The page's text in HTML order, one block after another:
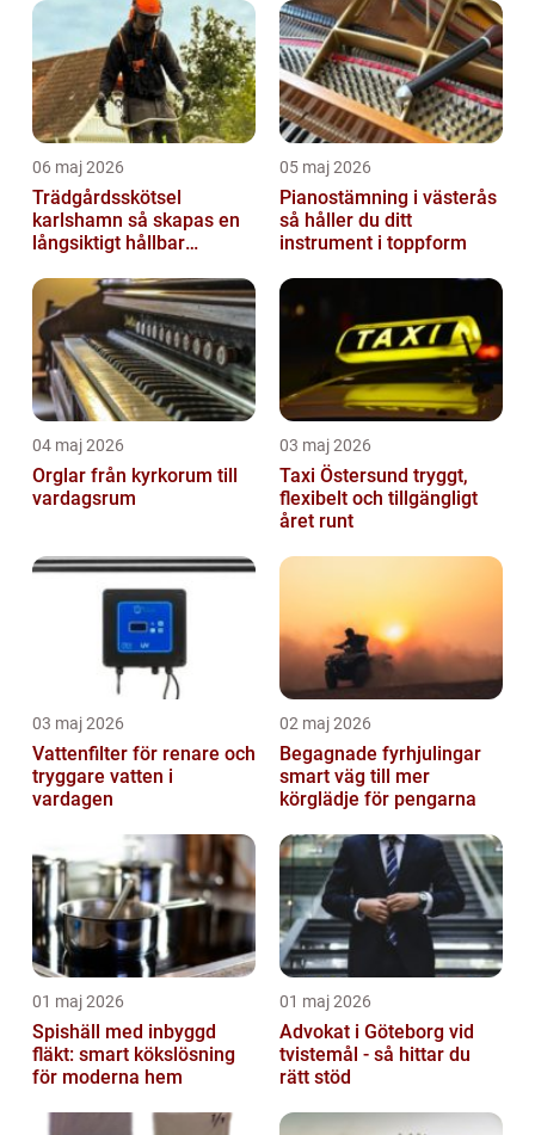
06 maj 2026
Trädgårdsskötsel
karlshamn så skapas en
långsiktigt hållbar
05 maj 2026
Pianostämning i västerås
så håller du ditt
instrument i toppform
04 maj 2026
Orglar från kyrkorum till
vardagsrum
03 maj 2026
Taxi Östersund tryggt,
flexibelt och tillgängligt
året runt
03 maj 2026
Vattenfilter för renare och
tryggare vatten i
vardagen
02 maj 2026
Begagnade fyrhjulingar
smart väg till mer
körglädje för pengarna
01 maj 2026
Spishäll med inbyggd
fläkt: smart kökslösning
för moderna hem
01 maj 2026
Advokat i Göteborg vid
tvistemål - så hittar du
rätt stöd